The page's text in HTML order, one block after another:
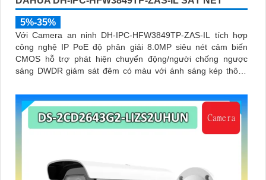
5%-35%
Với Camera an ninh DH-IPC-HFW3849TP-ZAS-IL tích hợp
công nghệ IP PoE độ phân giải 8.0MP siêu nét cảm biến
CMOS hỗ trợ phát hiện chuyển động/người chống ngược
sáng DWDR giám sát đêm có màu với ánh sáng kép thông